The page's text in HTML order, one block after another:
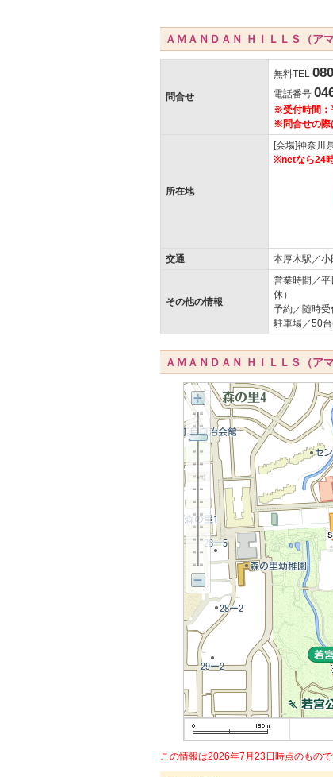
ＡＭＡＮＤＡＮ ＨＩＬＬＳ（ア
問合せ
無料TEL
電話番号
※受付時間：
※問合せの際
所在地
[会場]神奈川
※netなら24
交通 本厚木駅／
その他の情報
営業時間／
休）
予約／随時受
駐車場／50
ＡＭＡＮＤＡＮ ＨＩＬＬＳ（ア
この情報は2026年7月23日時点のもので